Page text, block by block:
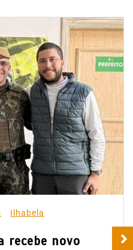
Ilhabela
recebe novo